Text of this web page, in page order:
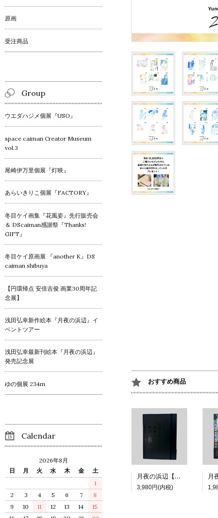
おすすめ商品
月夜の浜辺【特装版】
3,980円(内税)
原画
受注商品
Group
ウエダハジメ個展『USO』
space caiman Creator Museum
vol.3
尾崎伊万里個展『灯映』
あらいきりこ個展『FACTORY』
冬目ケイ画集『花風姿』先行販売会
＆ DScaiman感謝祭『Thanks!
GIFT』
冬目ケイ原画展 『another K』DS
caiman shibuya
【円環帰点 安倍吉俊 画業30周年記
念展】
浅田弘幸新作絵本『月夜の浜辺』イ
ベントツアー
浅田弘幸最新刊絵本『月夜の浜辺』
発売記念展
ゆの個展 234m
Calendar
2026年8月
日
月 火 水 木 金
土
1
2
3 4 5 6 7
8
9
10 11 12 13 14
15